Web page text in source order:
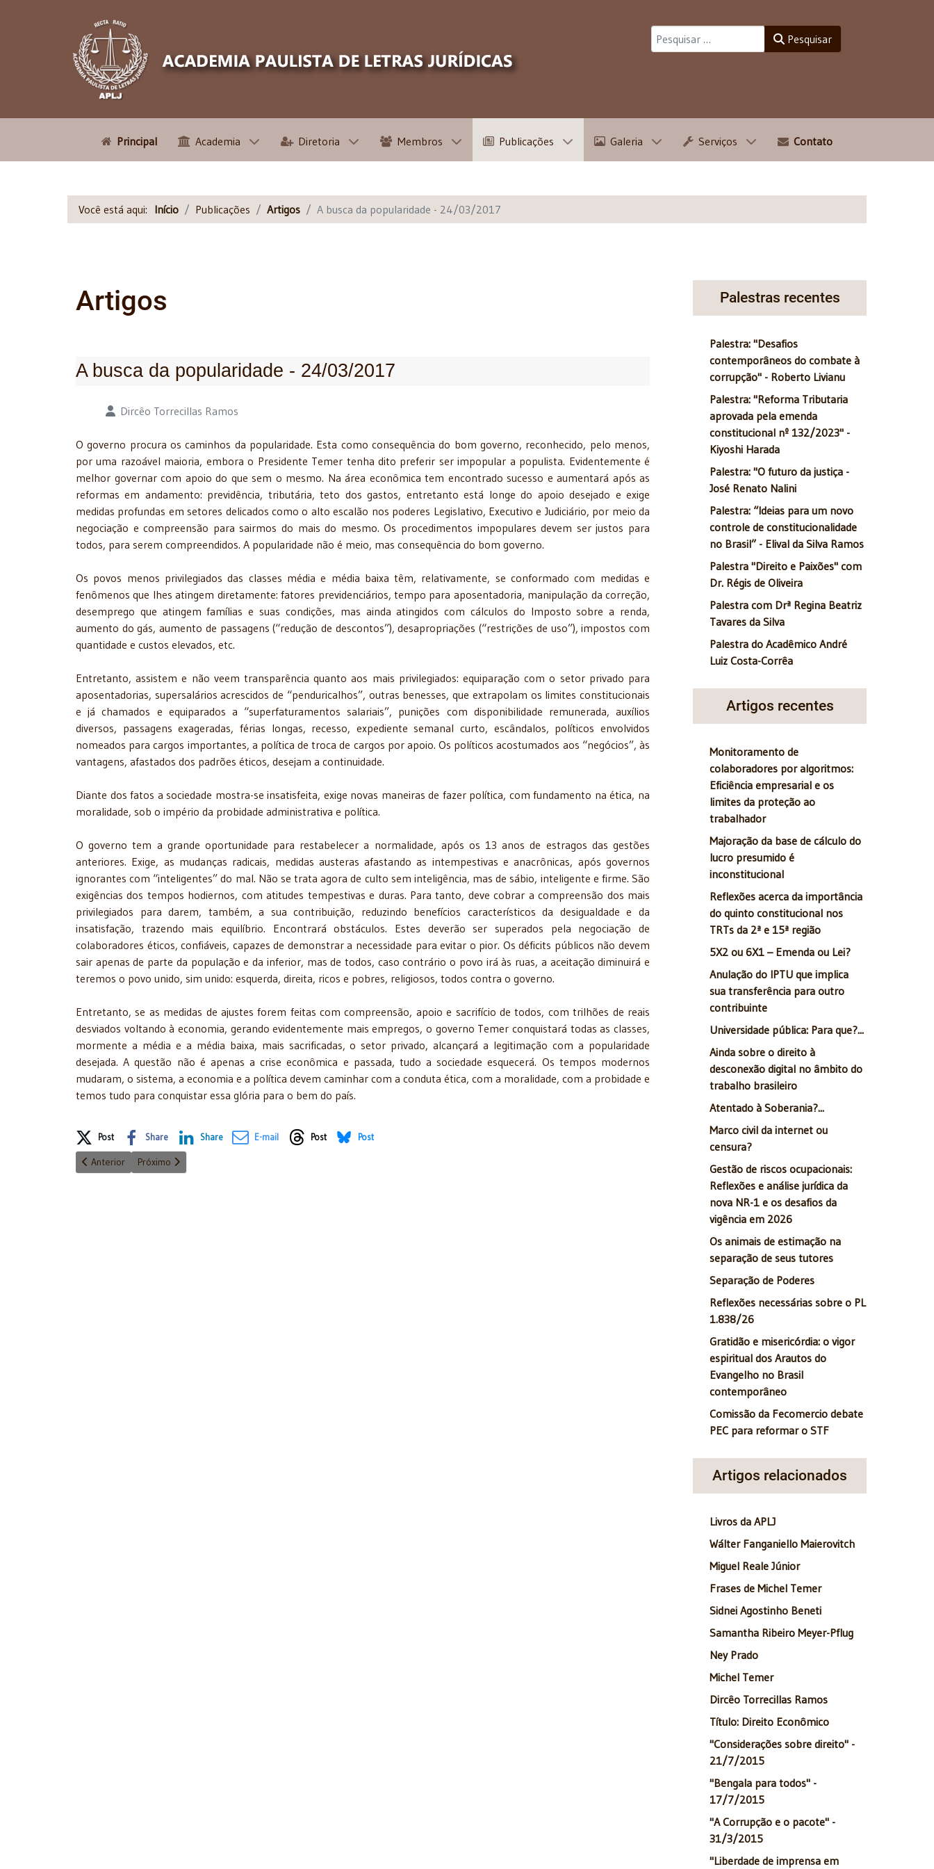
Pesquisar
Principal Academia Diretoria Membros Publicações Galeria Serviços Contato
Você está aqui: Início Publicações Artigos A busca da popularidade - 24/03/2017
Artigos
A busca da popularidade - 24/03/2017
Detalhes Dircêo Torrecillas Ramos
O governo procura os caminhos da popularidade. Esta como consequência do bom governo, reconhecido, pelo menos,
por uma razoável maioria, embora o Presidente Temer tenha dito preferir ser impopular a populista. Evidentemente é
melhor governar com apoio do que sem o mesmo. Na área econômica tem encontrado sucesso e aumentará após as
reformas em andamento: previdência, tributária, teto dos gastos, entretanto está longe do apoio desejado e exige
medidas profundas em setores delicados como o alto escalão nos poderes Legislativo, Executivo e Judiciário, por meio da
negociação e compreensão para sairmos do mais do mesmo. Os procedimentos impopulares devem ser justos para
todos, para serem compreendidos. A popularidade não é meio, mas consequência do bom governo.
Os povos menos privilegiados das classes média e média baixa têm, relativamente, se conformado com medidas e
fenômenos que lhes atingem diretamente: fatores previdenciários, tempo para aposentadoria, manipulação da correção,
desemprego que atingem famílias e suas condições, mas ainda atingidos com cálculos do Imposto sobre a renda,
aumento do gás, aumento de passagens (“redução de descontos”), desapropriações (“restrições de uso”), impostos com
quantidade e custos elevados, etc.
Entretanto, assistem e não veem transparência quanto aos mais privilegiados: equiparação com o setor privado para
aposentadorias, supersalários acrescidos de “penduricalhos”, outras benesses, que extrapolam os limites constitucionais
e já chamados e equiparados a “superfaturamentos salariais”, punições com disponibilidade remunerada, auxílios
diversos, passagens exageradas, férias longas, recesso, expediente semanal curto, escândalos, políticos envolvidos
nomeados para cargos importantes, a política de troca de cargos por apoio. Os políticos acostumados aos “negócios”, às
vantagens, afastados dos padrões éticos, desejam a continuidade.
Diante dos fatos a sociedade mostra-se insatisfeita, exige novas maneiras de fazer política, com fundamento na ética, na
moralidade, sob o império da probidade administrativa e política.
O governo tem a grande oportunidade para restabelecer a normalidade, após os 13 anos de estragos das gestões
anteriores. Exige, as mudanças radicais, medidas austeras afastando as intempestivas e anacrônicas, após governos
ignorantes com “inteligentes” do mal. Não se trata agora de culto sem inteligência, mas de sábio, inteligente e firme. São
exigências dos tempos hodiernos, com atitudes tempestivas e duras. Para tanto, deve cobrar a compreensão dos mais
privilegiados para darem, também, a sua contribuição, reduzindo benefícios característicos da desigualdade e da
insatisfação, trazendo mais equilíbrio. Encontrará obstáculos. Estes deverão ser superados pela negociação de
colaboradores éticos, confiáveis, capazes de demonstrar a necessidade para evitar o pior. Os déficits públicos não devem
sair apenas de parte da população e da inferior, mas de todos, caso contrário o povo irá às ruas, a aceitação diminuirá e
teremos o povo unido, sim unido: esquerda, direita, ricos e pobres, religiosos, todos contra o governo.
Entretanto, se as medidas de ajustes forem feitas com compreensão, apoio e sacrifício de todos, com trilhões de reais
desviados voltando à economia, gerando evidentemente mais empregos, o governo Temer conquistará todas as classes,
mormente a média e a média baixa, mais sacrificadas, o setor privado, alcançará a legitimação com a popularidade
desejada. A questão não é apenas a crise econômica e passada, tudo a sociedade esquecerá. Os tempos modernos
mudaram, o sistema, a economia e a política devem caminhar com a conduta ética, com a moralidade, com a probidade e
temos tudo para conquistar essa glória para o bem do país.
Share on Social Media
Post Share Share E-mail Post Post
Artigo anterior: Com tendência à demagogia - 30/03/2017)
Anterior Próximo artigo: Delações e providências - 17/03/2017
Próximo
Palestras recentes
Palestra: "Desafios
contemporâneos do combate à
corrupção" - Roberto Livianu
Palestra: "Reforma Tributaria
aprovada pela emenda
constitucional nº 132/2023" -
Kiyoshi Harada
Palestra: "O futuro da justiça -
José Renato Nalini
Palestra: “Ideias para um novo
controle de constitucionalidade
no Brasil” - Elival da Silva Ramos
Palestra "Direito e Paixões" com
Dr. Régis de Oliveira
Palestra com Drª Regina Beatriz
Tavares da Silva
Palestra do Acadêmico André
Luiz Costa-Corrêa
Artigos recentes
Monitoramento de
colaboradores por algoritmos:
Eficiência empresarial e os
limites da proteção ao
trabalhador
Majoração da base de cálculo do
lucro presumido é
inconstitucional
Reflexões acerca da importância
do quinto constitucional nos
TRTs da 2ª e 15ª região
5X2 ou 6X1 – Emenda ou Lei?
Anulação do IPTU que implica
sua transferência para outro
contribuinte
Universidade pública: Para que?...
Ainda sobre o direito à
desconexão digital no âmbito do
trabalho brasileiro
Atentado à Soberania?...
Marco civil da internet ou
censura?
Gestão de riscos ocupacionais:
Reflexões e análise jurídica da
nova NR-1 e os desafios da
vigência em 2026
Os animais de estimação na
separação de seus tutores
Separação de Poderes
Reflexões necessárias sobre o PL
1.838/26
Gratidão e misericórdia: o vigor
espiritual dos Arautos do
Evangelho no Brasil
contemporâneo
Comissão da Fecomercio debate
PEC para reformar o STF
Artigos relacionados
Livros da APLJ
Wálter Fanganiello Maierovitch
Miguel Reale Júnior
Frases de Michel Temer
Sidnei Agostinho Beneti
Samantha Ribeiro Meyer-Pflug
Ney Prado
Michel Temer
Dircêo Torrecillas Ramos
Título: Direito Econômico
"Considerações sobre direito" -
21/7/2015
"Bengala para todos" -
17/7/2015
"A Corrupção e o pacote" -
31/3/2015
"Liberdade de imprensa em